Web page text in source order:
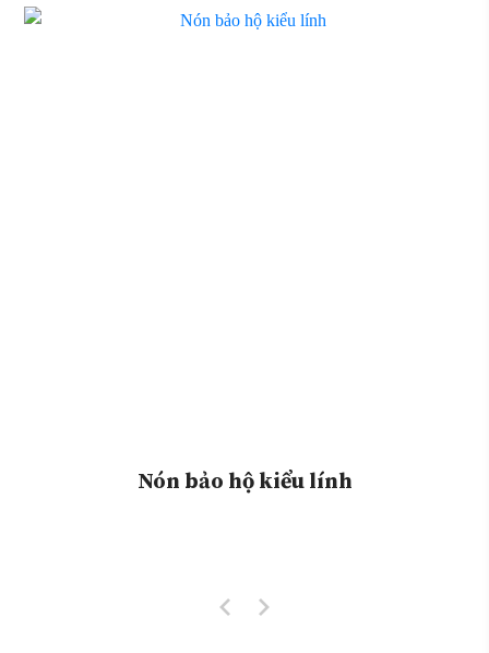
Nón bảo hộ kiểu lính